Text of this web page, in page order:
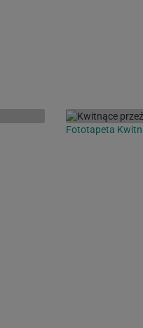
Fototapeta